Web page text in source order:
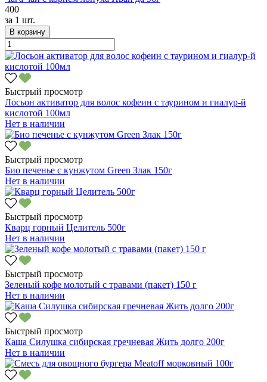
400
за 1 шт.
В корзину
Быстрый просмотр
Лосьон активатор для волос кофеин с таурином и гиалур-й
кислотой 100мл
Нет в наличии
Быстрый просмотр
Био печенье с кунжутом Green Злак 150г
Нет в наличии
Быстрый просмотр
Кварц горный Целитель 500г
Нет в наличии
Быстрый просмотр
Зеленый кофе молотый с травами (пакет) 150 г
Нет в наличии
Быстрый просмотр
Каша Силушка сибирская гречневая Жить долго 200г
Нет в наличии